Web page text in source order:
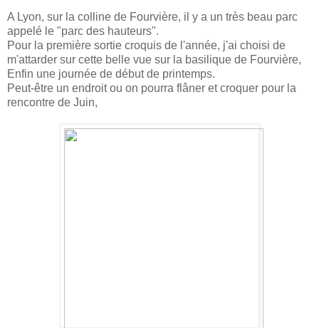
A Lyon, sur la colline de Fourvière, il y a un très beau parc
appelé le "parc des hauteurs".
Pour la première sortie croquis de l'année, j'ai choisi de
m'attarder sur cette belle vue sur la basilique de Fourvière,
Enfin une journée de début de printemps.
Peut-être un endroit ou on pourra flâner et croquer pour la
rencontre de Juin,